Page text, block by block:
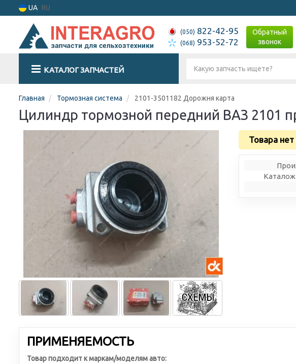
UA RU
(050) 822-42-95
(068) 953-52-72
Обратный
звонок
КАТАЛОГ ЗАПЧАСТЕЙ
Главная Тормозная система 2101-3501182 Дорожня карта
Цилиндр тормозной передний ВАЗ 2101
Товара
ПРИМЕНЯЕМОСТЬ
Товар подходит к маркам/моделям авто: